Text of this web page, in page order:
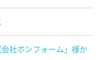
社ボンフォーム」様か